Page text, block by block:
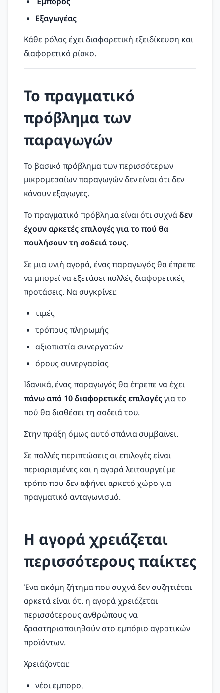
Εξαγωγέας
Κάθε ρόλος έχει διαφορετική εξειδίκευση και
διαφορετικό ρίσκο.
Το πραγματικό
πρόβλημα των
παραγωγών
Το βασικό πρόβλημα των περισσότερων
μικρομεσαίων παραγωγών δεν είναι ότι δεν
κάνουν εξαγωγές.
Το πραγματικό πρόβλημα είναι ότι συχνάδεν
έχουν αρκετές επιλογές για το πού θα
πουλήσουν τη σοδειά τους.
Σε μια υγιή αγορά, ένας παραγωγός θα έπρεπε
να μπορεί να εξετάσει πολλές διαφορετικές
προτάσεις. Να συγκρίνει:
τιμές
τρόπους πληρωμής
αξιοπιστία συνεργατών
όρους συνεργασίας
Ιδανικά, ένας παραγωγός θα έπρεπε να έχει
πάνω από 10 διαφορετικές επιλογέςγια το
πού θα διαθέσει τη σοδειά του.
Στην πράξη όμως αυτό σπάνια συμβαίνει.
Σε πολλές περιπτώσεις οι επιλογές είναι
περιορισμένες και η αγορά λειτουργεί με
τρόπο που δεν αφήνει αρκετό χώρο για
πραγματικό ανταγωνισμό.
Η αγορά χρειάζεται
περισσότερους παίκτες
Ένα ακόμη ζήτημα που συχνά δεν συζητιέται
αρκετά είναι ότι η αγορά χρειάζεται
περισσότερους ανθρώπους να
δραστηριοποιηθούν στο εμπόριο αγροτικών
προϊόντων.
Χρειάζονται:
νέοι έμποροι